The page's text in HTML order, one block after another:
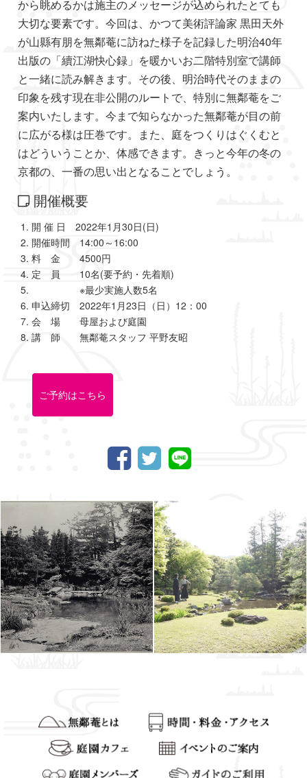
から眺めるかは施主のメッセージが込められたとても
大切な要素です。今回は、かつて美術評論家 黒田天外
が山縣有朋を無鄰菴に訪ねた様子を記録した明治40年
出版の「續江湖快心録」を暖かいお二階特別室で講師
と一緒に読み解きます。その後、明治時代そのままの
印象を残す現在非公開のルートで、特別に無鄰菴をご
案内いたします。今まで知らなかった無鄰菴が目の前
に広がる様は圧巻です。また、庭をつくりはぐくむと
はどういうことか、体感できます。きっと今年の冬の
京都の、一番の思い出となることでしょう。
開催概要
開 催 日 2022年1月30日(日)
開催時間 14:00～16:00
料 金 4500円
定 員 10名(要予約・先着順)
※最少実施人数5名
申込締切 2022年1月23日（日）12：00
会 場 母屋および庭園
講 師 無鄰菴スタッフ 平野友昭
ご予約はこちら